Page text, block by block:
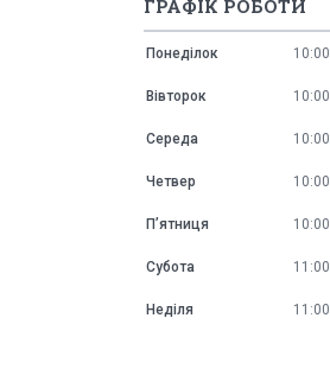
ГРАФІК РОБОТИ
Понеділок 10:00
Вівторок 10:00
Середа 10:00
Четвер 10:00
Пʼятниця 10:00
Субота 11:00
Неділя 11:00